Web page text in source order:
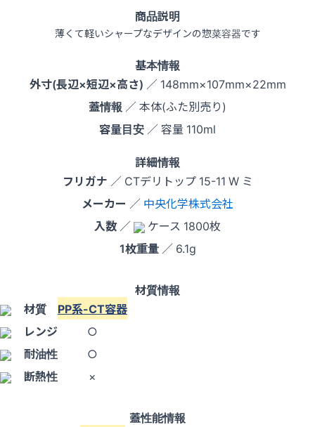
商品説明
薄くて軽いシャープなデザインの惣菜容器です
基本情報
外寸(長辺×短辺×高さ) ／ 148mm×107mm×22mm
蓋情報 ／ 本体(ふた別売り)
容量目安 ／ 容量 110ml
詳細情報
フリガナ ／ CTデリトップ 15-11 W ミ
メーカー ／ 中央化学株式会社
入数 ／
ケース 1800枚
1枚重量／ 6.1g
材質情報
材質 PP系-CT容器
レンジ
○
耐油性
○
断熱性
×
蓋性能情報